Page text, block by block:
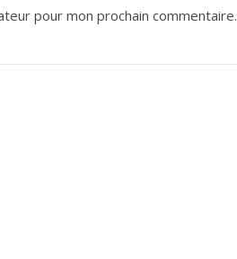
pour mon prochain commentaire.